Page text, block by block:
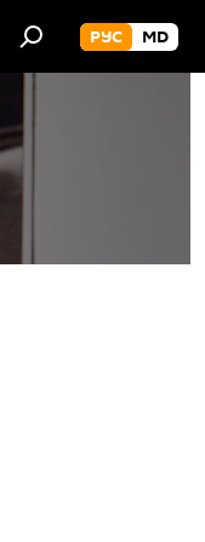
РУС MD